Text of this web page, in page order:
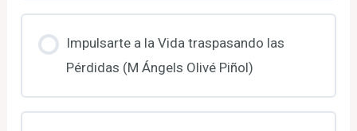
Impulsarte a la Vida traspasando las
Pérdidas (M Ángels Olivé Piñol)